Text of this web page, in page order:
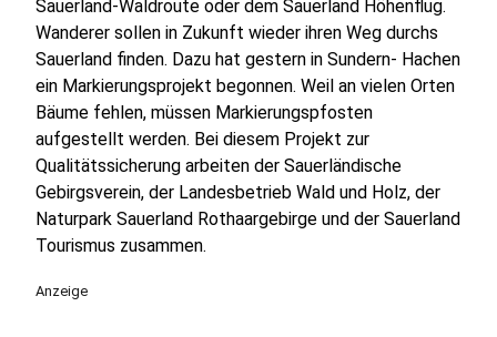
Sauerland-Waldroute oder dem Sauerland Höhenflug.
Wanderer sollen in Zukunft wieder ihren Weg durchs
Sauerland finden. Dazu hat gestern in Sundern- Hachen
ein Markierungsprojekt begonnen. Weil an vielen Orten
Bäume fehlen, müssen Markierungspfosten
aufgestellt werden. Bei diesem Projekt zur
Qualitätssicherung arbeiten der Sauerländische
Gebirgsverein, der Landesbetrieb Wald und Holz, der
Naturpark Sauerland Rothaargebirge und der Sauerland
Tourismus zusammen.
Anzeige